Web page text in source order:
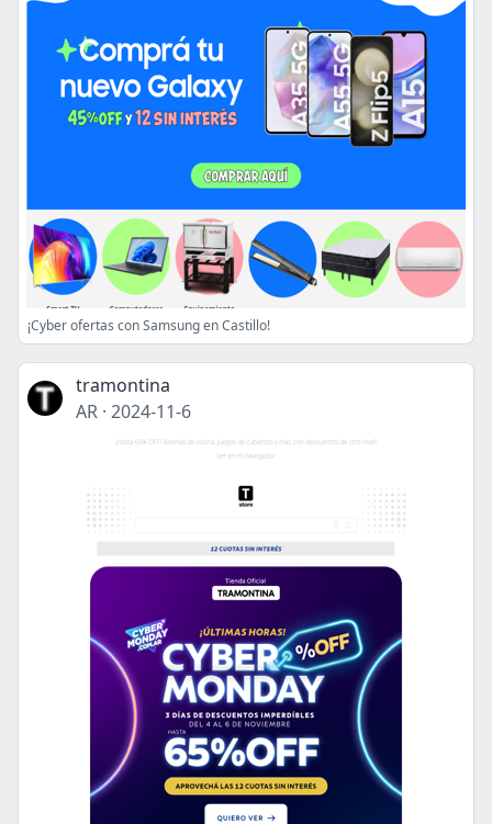
¡Cyber ofertas con Samsung en Castillo!
tramontina
AR · 2024-11-6